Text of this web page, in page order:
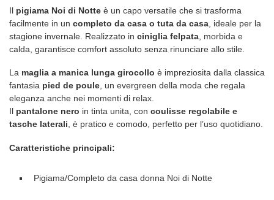
Il pigiama Noi di Notte è un capo versatile che si trasforma
facilmente in un completo da casa o tuta da casa , ideale per la
stagione invernale. Realizzato in ciniglia felpata , morbida e
calda, garantisce comfort assoluto senza rinunciare allo stile.
La maglia a manica lunga girocollo è impreziosita dalla classica
fantasia pied de poule, un evergreen della moda che regala
eleganza anche nei momenti di relax.
Il pantalone nero in tinta unita, con coulisse regolabile e
tasche laterali, è pratico e comodo, perfetto per l’uso quotidiano.
Caratteristiche principali:
Pigiama/Completo da casa donna Noi di Notte